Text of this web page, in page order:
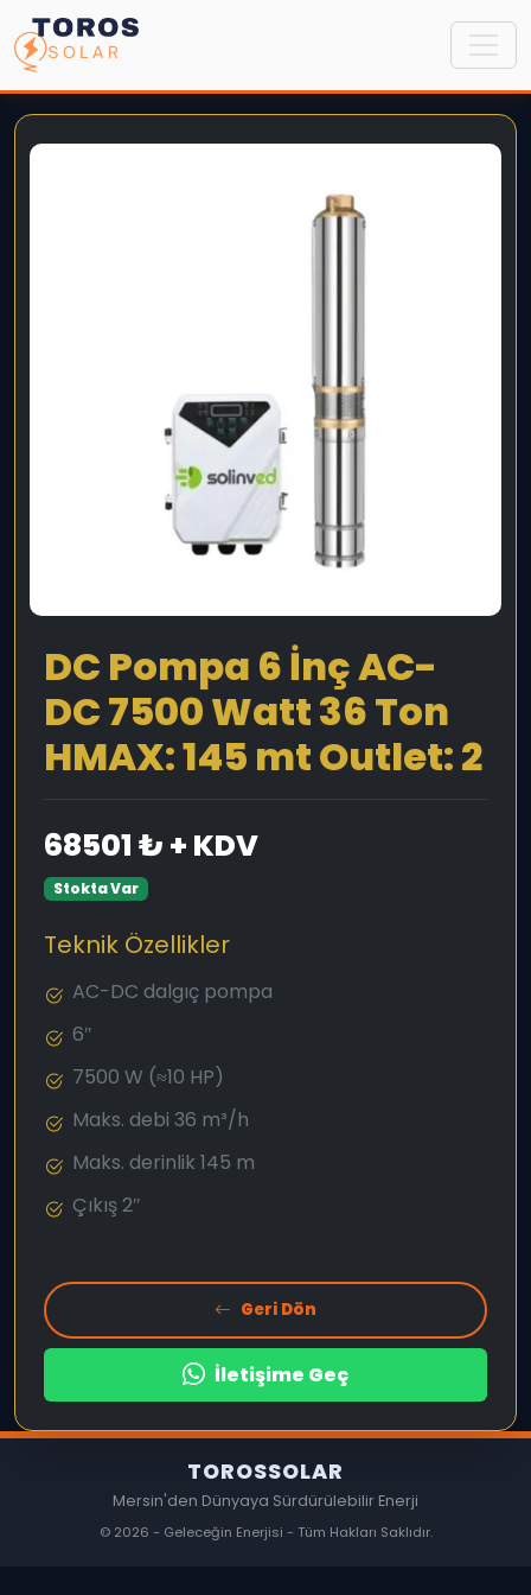
DC Pompa 6 İnç AC-
DC 7500 Watt 36 Ton
HMAX: 145 mt Outlet: 2
68501 ₺ + KDV
Stokta Var
Teknik Özellikler
AC-DC dalgıç pompa
6″
7500 W (≈10 HP)
Maks. debi 36 m³/h
Maks. derinlik 145 m
Çıkış 2″
Geri Dön
İletişime Geç
TOROSSOLAR
Mersin'den Dünyaya Sürdürülebilir Enerji
© 2026 - Geleceğin Enerjisi - Tüm Hakları Saklıdır.